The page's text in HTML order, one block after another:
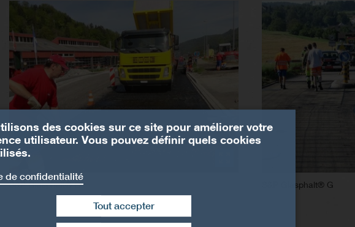
S&P Glasphalt® G S&P Glasphalt® G
des cookies sur ce site pour améliorer votre
utilisateur. Vous pouvez définir quels cookies
de confidentialité
Tout accepter